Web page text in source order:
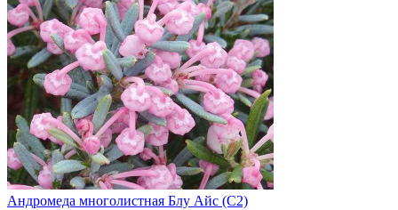
Андромеда многолистная Блу Айс (С2)